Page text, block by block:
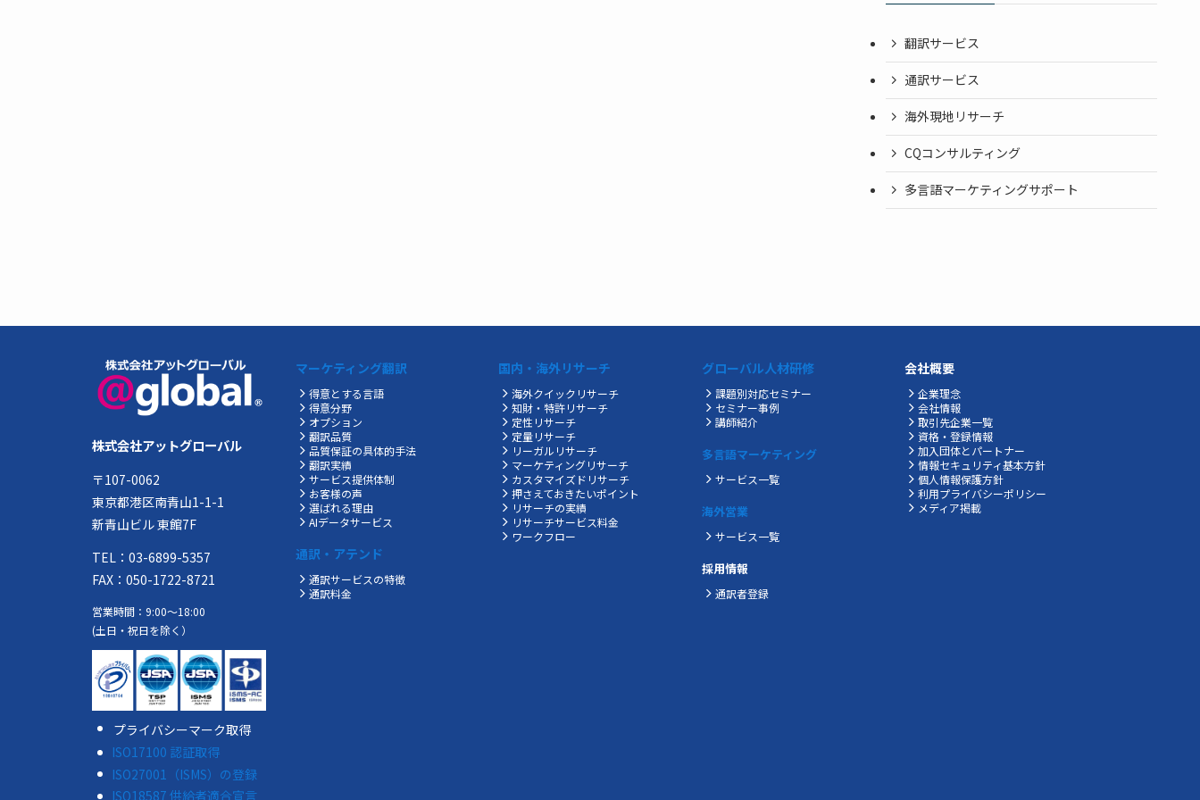
翻訳サービス
通訳サービス
海外現地リサーチ
CQコンサルティング
多言語マーケティングサポート
株式会社アットグローバル
〒107-0062
東京都港区南青山1-1-1
新青山ビル 東館7F
TEL：03-6899-5357
FAX：050-1722-8721
営業時間：9:00～18:00
(土日・祝日を除く）
プライバシーマーク取得
ISO17100 認証取得
ISO27001（ISMS）の登録
ISO18587 供給者適合宣言
マーケティング翻訳
得意とする言語
得意分野
オプション
翻訳品質
品質保証の具体的手法
翻訳実績
サービス提供体制
お客様の声
選ばれる理由
AIデータサービス
通訳・アテンド
通訳サービスの特徴
通訳料金
国内・海外リサーチ
海外クイックリサーチ
知財・特許リサーチ
定性リサーチ
定量リサーチ
リーガルリサーチ
マーケティングリサーチ
カスタマイズドリサーチ
押さえておきたいポイント
リサーチの実績
リサーチサービス料金
ワークフロー
グローバル人材研修
課題別対応セミナー
セミナー事例
講師紹介
多言語マーケティング
サービス一覧
海外営業
サービス一覧
採用情報
通訳者登録
会社概要
企業理念
会社情報
取引先企業一覧
資格・登録情報
加入団体とパートナー
情報セキュリティ基本方針
個人情報保護方針
利用プライバシーポリシー
メディア掲載